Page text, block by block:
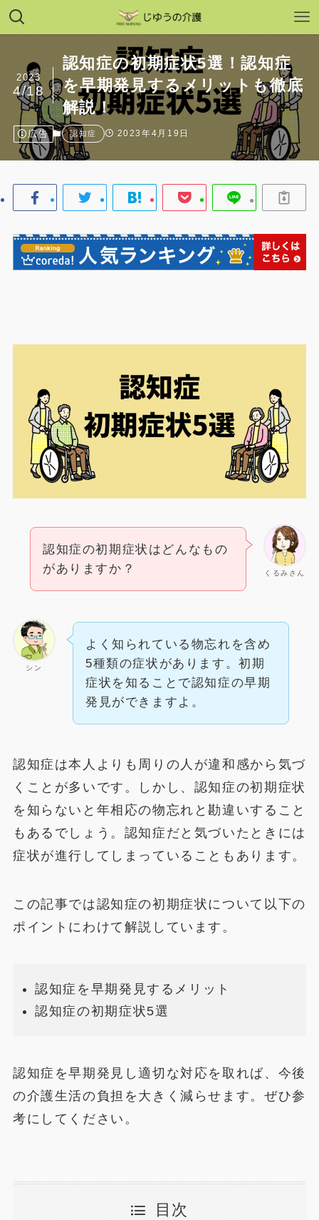
認知症の初期症状5選！認知症
を早期発見するメリットも徹底
解説！
2023
4/18
広告 認知症 2023年4月19日
くるみさん
認知症の初期症状はどんなもの
がありますか？
シン
よく知られている物忘れを含め
5種類の症状があります。初期
症状を知ることで認知症の早期
発見ができますよ。
認知症は本人よりも周りの人が違和感から気づ
くことが多いです。しかし、認知症の初期症状
を知らないと年相応の物忘れと勘違いすること
もあるでしょう。認知症だと気づいたときには
症状が進行してしまっていることもあります。
この記事では認知症の初期症状について以下の
ポイントにわけて解説しています。
認知症を早期発見するメリット
認知症の初期症状5選
認知症を早期発見し適切な対応を取れば、今後
の介護生活の負担を大きく減らせます。ぜひ参
考にしてください。
目次